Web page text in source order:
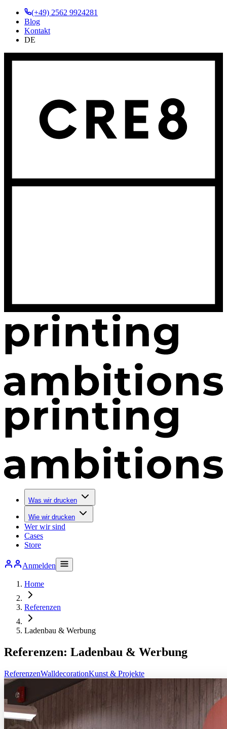
(+49) 2562 9924281
Blog
Kontakt
DE
Was wir drucken
Wie wir drucken
Wer wir sind
Cases
Store
Anmelden
Home
Referenzen
Ladenbau & Werbung
Referenzen: Ladenbau & Werbung
ReferenzenWalldecorationKunst & Projekte